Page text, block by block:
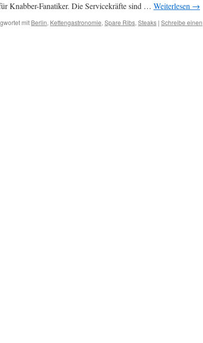
Knabber-Fanatiker. Die Servicekräfte sind … Weiterlesen →
mit Berlin, Kettengastronomie, Spare Ribs, Steaks | Schreibe einen